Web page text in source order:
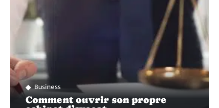
Business
Comment ouvrir son propre